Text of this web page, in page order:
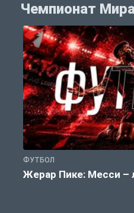
Чемпионат
ФУТБОЛ
Жерар Пике: Месси –